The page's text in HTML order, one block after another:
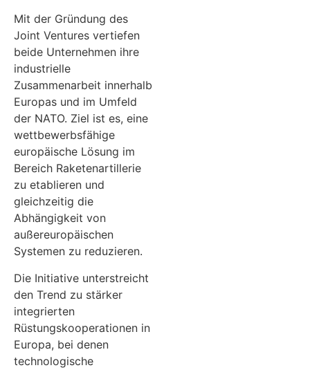
Mit der Gründung des
Joint Ventures vertiefen
beide Unternehmen ihre
industrielle
Zusammenarbeit innerhalb
Europas und im Umfeld
der NATO. Ziel ist es, eine
wettbewerbsfähige
europäische Lösung im
Bereich Raketenartillerie
zu etablieren und
gleichzeitig die
Abhängigkeit von
außereuropäischen
Systemen zu reduzieren.
Die Initiative unterstreicht
den Trend zu stärker
integrierten
Rüstungskooperationen in
Europa, bei denen
technologische